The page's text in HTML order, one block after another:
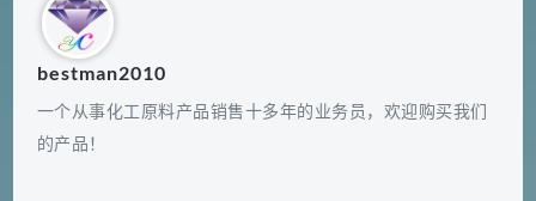
bestman2010
一个从事化工原料产品销售十多年的业务员，欢迎购买我们
的产品！